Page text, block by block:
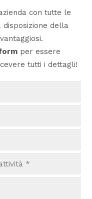
con tutte le
della
per essere
tutti i dettagli!